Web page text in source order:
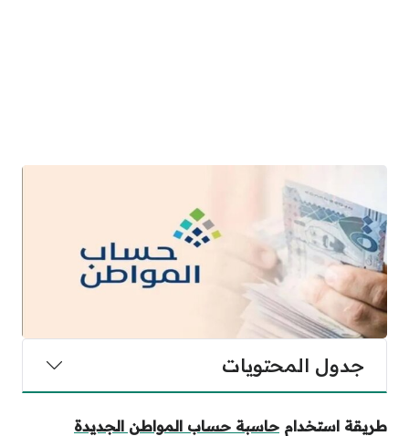
جدول المحتويات
طريقة استخدام حاسبة حساب المواطن الجديدة